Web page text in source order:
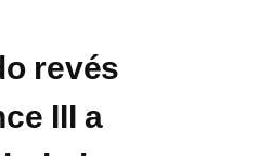
revés
III a